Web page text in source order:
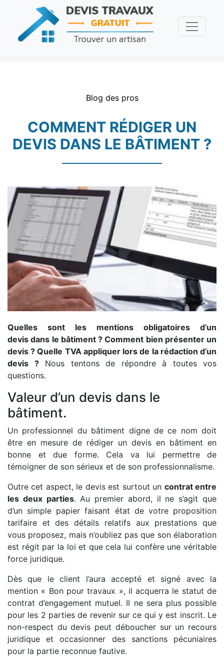
Blog des pros
COMMENT RÉDIGER UN
DEVIS DANS LE BÂTIMENT ?
Quelles sont les mentions obligatoires d’un
devis dans le bâtiment ? Comment bien présenter un
devis ? Quelle TVA appliquer lors de la rédaction d’un
devis ?Nous tentons de répondre à toutes vos
questions.
Valeur d’un devis dans le
bâtiment.
Un professionnel du bâtiment digne de ce nom doit
être en mesure de rédiger un devis en bâtiment en
bonne et due forme. Cela va lui permettre de
témoigner de son sérieux et de son professionnalisme.
Outre cet aspect, le devis est surtout un contrat entre
les deux parties. Au premier abord, il ne s’agit que
d’un simple papier faisant état de votre proposition
tarifaire et des détails relatifs aux prestations que
vous proposez, mais n’oubliez pas que son élaboration
est régit par la loi et que cela lui confère une véritable
force juridique.
Dès que le client l’aura accepté et signé avec la
mention « Bon pour travaux », il acquerra le statut de
contrat d’engagement mutuel. Il ne sera plus possible
pour les 2 parties de revenir sur ce qui y est inscrit. Le
non-respect du devis peut déboucher sur un recours
juridique et occasionner des sanctions pécuniaires
pour la partie reconnue fautive.